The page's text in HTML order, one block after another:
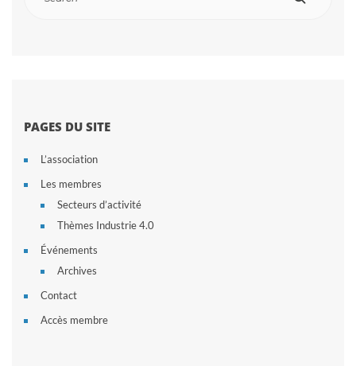
PAGES DU SITE
L’association
Les membres
Secteurs d’activité
Thèmes Industrie 4.0
Événements
Archives
Contact
Accès membre